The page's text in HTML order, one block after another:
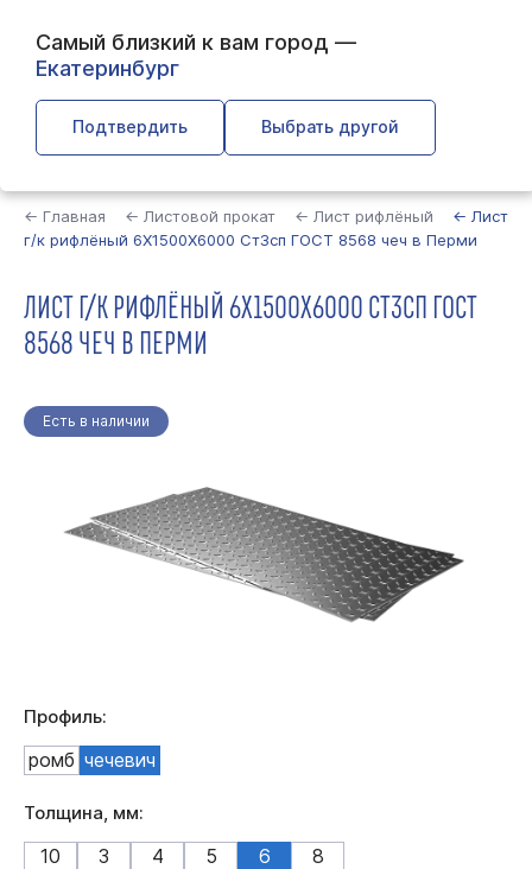
Самый близкий к вам город —
Екатеринбург
Подтвердить Выбрать другой
← Главная ← Листовой прокат ← Лист рифлёный
← Лист
г/к рифлёный 6Х1500Х6000 Ст3сп ГОСТ 8568 чеч в Перми
ЛИСТ Г/К РИФЛЁНЫЙ 6Х1500Х6000 СТ3СП ГОСТ
8568 ЧЕЧ В ПЕРМИ
Есть в наличии
Профиль:
ромб чечевич
Толщина, мм:
10 3 4 5 6 8